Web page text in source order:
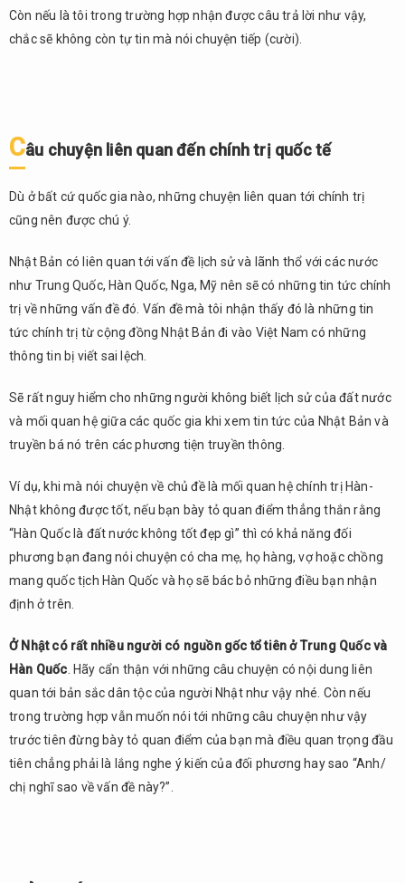
Còn nếu là tôi trong trường hợp nhận được câu trả lời như vậy,
chắc sẽ không còn tự tin mà nói chuyện tiếp (cười).
Câu chuyện liên quan đến chính trị quốc tế
Dù ở bất cứ quốc gia nào, những chuyện liên quan tới chính trị
cũng nên được chú ý.
Nhật Bản có liên quan tới vấn đề lịch sử và lãnh thổ với các nước
như Trung Quốc, Hàn Quốc, Nga, Mỹ nên sẽ có những tin tức chính
trị về những vấn đề đó. Vấn đề mà tôi nhận thấy đó là những tin
tức chính trị từ cộng đồng Nhật Bản đi vào Việt Nam có những
thông tin bị viết sai lệch.
Sẽ rất nguy hiểm cho những người không biết lịch sử của đất nước
và mối quan hệ giữa các quốc gia khi xem tin tức của Nhật Bản và
truyền bá nó trên các phương tiện truyền thông.
Ví dụ, khi mà nói chuyện về chủ đề là mối quan hệ chính trị Hàn-
Nhật không được tốt, nếu bạn bày tỏ quan điểm thẳng thắn rằng
“Hàn Quốc là đất nước không tốt đẹp gì” thì có khả năng đối
phương bạn đang nói chuyện có cha mẹ, họ hàng, vợ hoặc chồng
mang quốc tịch Hàn Quốc và họ sẽ bác bỏ những điều bạn nhận
định ở trên.
Ở Nhật có rất nhiều người có nguồn gốc tổ tiên ở Trung Quốc và
Hàn Quốc . Hãy cẩn thận với những câu chuyện có nội dung liên
quan tới bản sắc dân tộc của người Nhật như vậy nhé. Còn nếu
trong trường hợp vẫn muốn nói tới những câu chuyện như vậy
trước tiên đừng bày tỏ quan điểm của bạn mà điều quan trọng đầu
tiên chẳng phải là lắng nghe ý kiến của đối phương hay sao “Anh/
chị nghĩ sao về vấn đề này?”.